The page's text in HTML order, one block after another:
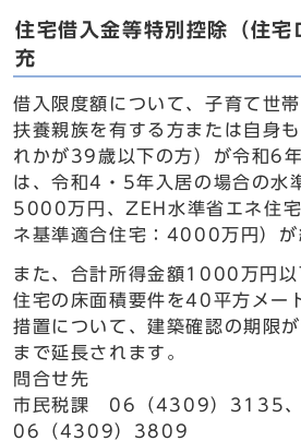
住宅借入金等特別控除（住宅
充
借入限度額について、子育て世
扶養親族を有する方または自身
れかが39歳以下の方）が令和6
は、令和4・5年入居の場合の水
5000万円、ZEH水準省エネ住
ネ基準適合住宅：4000万円）が
また、合計所得金額1000万円以
住宅の床面積要件を40平方メー
措置について、建築確認の期限
まで延長されます。
問合せ先
市民税課 06（4309）3135
06（4309）3809